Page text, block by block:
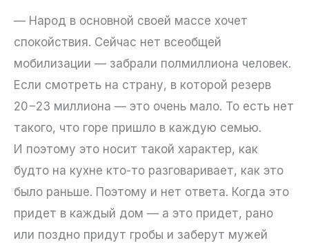
— Народ в основной своей массе хочет
спокойствия. Сейчас нет всеобщей
мобилизации — забрали полмиллиона человек.
Если смотреть на страну, в которой резерв
20−23 миллиона — это очень мало. То есть нет
такого, что горе пришло в каждую семью.
И поэтому это носит такой характер, как
будто на кухне кто-то разговаривает, как это
было раньше. Поэтому и нет ответа. Когда это
придет в каждый дом — а это придет, рано
или поздно придут гробы и заберут мужей